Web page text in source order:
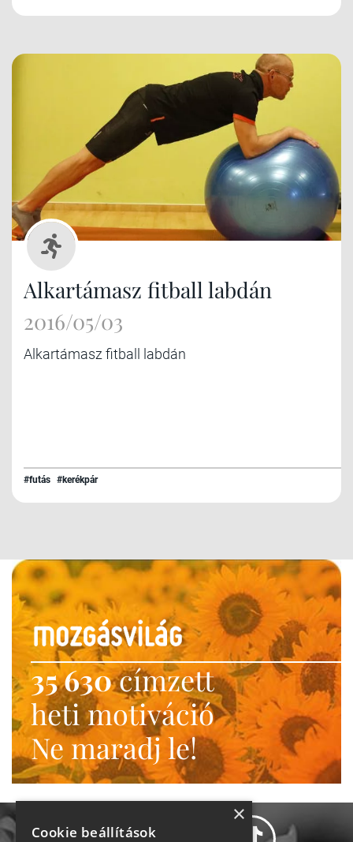
Alkartámasz fitball labdán
2016/05/03
Alkartámasz fitball labdán
#futás #kerékpár
35 630címzett
heti motiváció
Ne maradj le!
×
Cookie beállítások